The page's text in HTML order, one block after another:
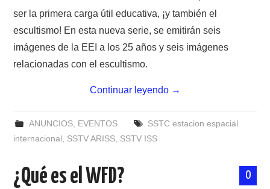
ser la primera carga útil educativa, ¡y también el
escultismo! En esta nueva serie, se emitirán seis
imágenes de la EEI a los 25 años y seis imágenes
relacionadas con el escultismo.
Continuar leyendo →
ANUNCIOS, EVENTOS
SSTC estacion espacial
internacional, SSTV ARISS, SSTV ISS
0
¿Qué es el WFD?